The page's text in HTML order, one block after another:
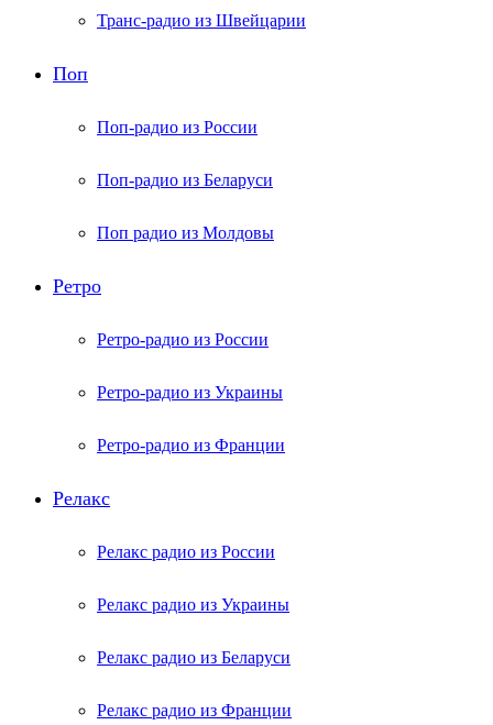
Транс-радио из Швейцарии
Поп
Поп-радио из России
Поп-радио из Беларуси
Поп радио из Молдовы
Ретро
Ретро-радио из России
Ретро-радио из Украины
Ретро-радио из Франции
Релакс
Релакс радио из России
Релакс радио из Украины
Релакс радио из Беларуси
Релакс радио из Франции